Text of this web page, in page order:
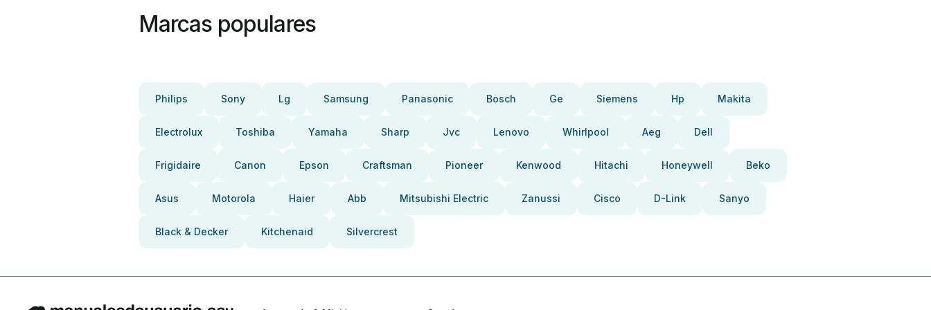
Marcas populares
Philips Sony Lg Samsung Panasonic Bosch Ge Siemens Hp Makita
Electrolux Toshiba Yamaha Sharp Jvc Lenovo Whirlpool Aeg Dell
Frigidaire Canon Epson Craftsman Pioneer Kenwood Hitachi Honeywell Beko
Asus Motorola Haier Abb Mitsubishi Electric Zanussi Cisco D-Link Sanyo
Black & Decker Kitchenaid Silvercrest